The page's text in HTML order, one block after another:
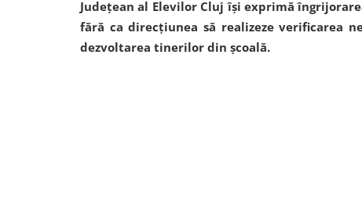
Județean al Elevilor Cluj își exprimă
fără ca direcțiunea să realizeze verificarea
dezvoltarea tinerilor din școală.